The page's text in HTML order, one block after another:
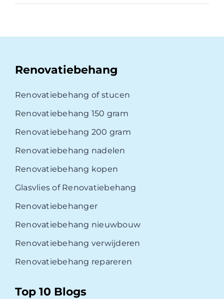
Renovatiebehang
Renovatiebehang of stucen
Renovatiebehang 150 gram
Renovatiebehang 200 gram
Renovatiebehang nadelen
Renovatiebehang kopen
Glasvlies of Renovatiebehang
Renovatiebehanger
Renovatiebehang nieuwbouw
Renovatiebehang verwijderen
Renovatiebehang repareren
Top 10 Blogs